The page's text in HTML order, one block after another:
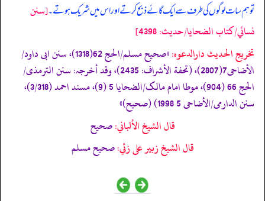
تو ہم سات لوگوں کی طرف سے ایک گائے ذبح کرتے اور اس میں شریک ہوتے۔[سنن
نسائي/كتاب الضحايا/حدیث: 4398]
تخریج الحدیث دارالدعوہ:
«صحیح مسلم/الحج 62(1318)، سنن ابی داود/
الأضاحی7(2807)، (تحفة الأشراف: 2435)، وقد أخرجہ: سنن الترمذی/
الحج 66 (904)، موطا امام مالک/الضحایا 5 (9)، مسند احمد (3/318)،
سنن الدارمی/الأضاحی 5 1998) (صحیح)»
قال الشيخ الألباني:صحيح
قال الشيخ زبير على زئي:صحيح مسلم